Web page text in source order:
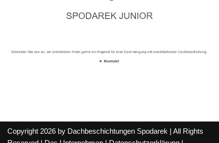
Copyright 2026 by Dachbeschichtungen Spodarek | All Rights